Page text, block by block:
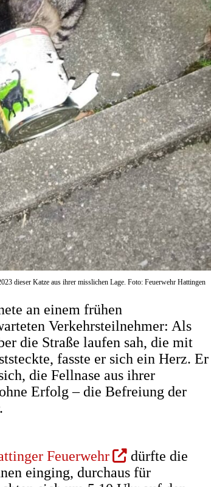
dieser Katze aus ihrer misslichen Lage. Foto: Feuerwehr Hattingen
an einem frühen
Verkehrsteilnehmer: Als
die Straße laufen sah, die mit
fasste er sich ein Herz. Er
die Fellnase aus ihrer
Erfolg – die Befreiung der
Feuerwehr(Öffnet
in
dürfte die
einging, durchaus für